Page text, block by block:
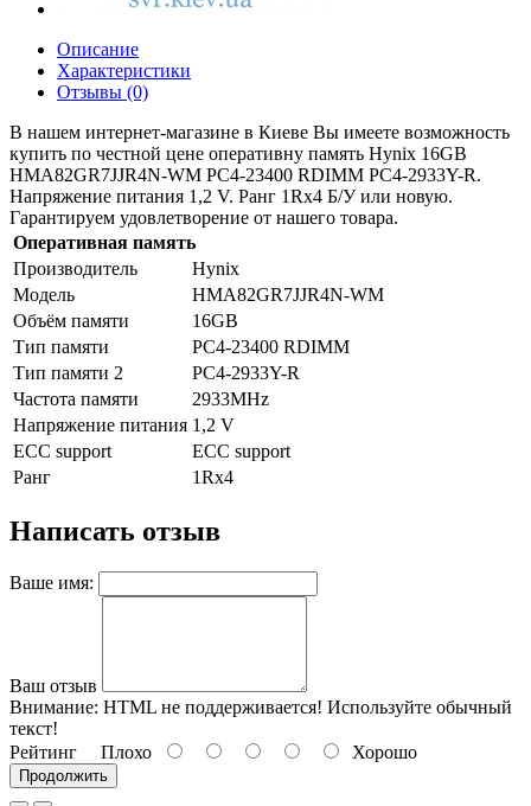
Описание
Характеристики
Отзывы (0)
В нашем интернет-магазине в Киеве Вы имеете возможность
купить по честной цене оперативну память Hynix 16GB
HMA82GR7JJR4N-WM PC4-23400 RDIMM PC4-2933Y-R.
Напряжение питания 1,2 V. Ранг 1Rx4 Б/У или новую.
Гарантируем удовлетворение от нашего товара.
Оперативная память
Производитель
Hynix
Модель
HMA82GR7JJR4N-WM
Объём памяти
16GB
Тип памяти
PC4-23400 RDIMM
Тип памяти 2
PC4-2933Y-R
Частота памяти
2933MHz
Напряжение питания 1,2 V
ECC support
ECC support
Ранг
1Rx4
Написать отзыв
Ваше имя:
Ваш отзыв
Внимание: HTML не поддерживается! Используйте обычный
текст!
Рейтинг Плохо Хорошо
Продолжить